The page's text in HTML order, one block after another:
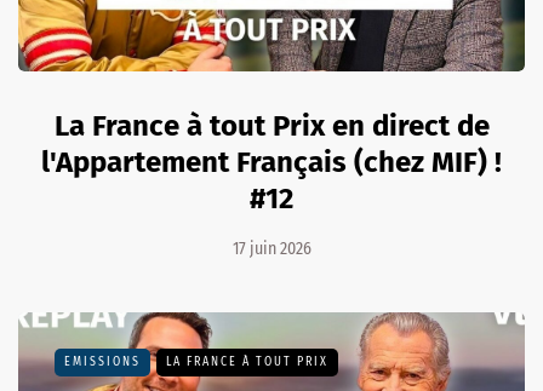
La France à tout Prix en direct de
l'Appartement Français (chez MIF) !
#12
17 juin 2026
EMISSIONS LA FRANCE À TOUT PRIX